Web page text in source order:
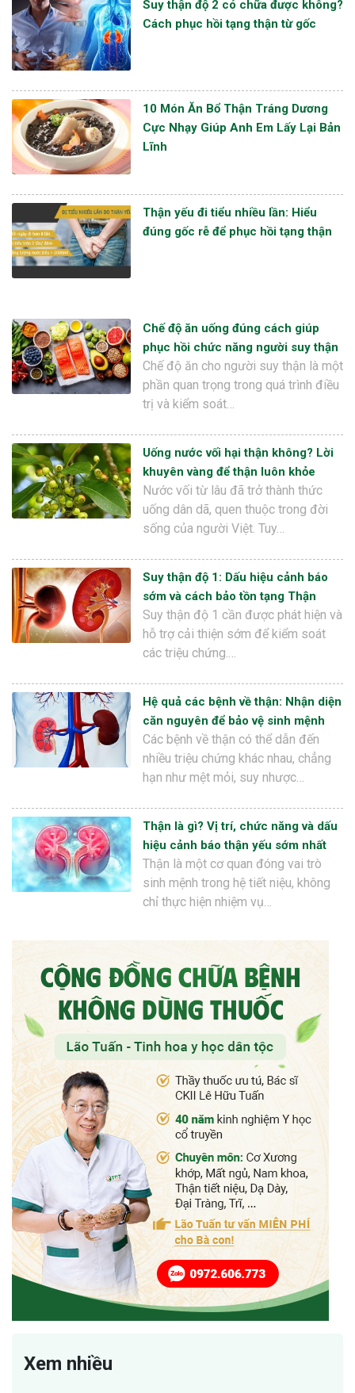
Suy thận độ 2 có chữa được không?
Cách phục hồi tạng thận từ gốc
10 Món Ăn Bổ Thận Tráng Dương
Cực Nhạy Giúp Anh Em Lấy Lại Bản
Lĩnh
Thận yếu đi tiểu nhiều lần: Hiểu
đúng gốc rễ để phục hồi tạng thận
Chế độ ăn uống đúng cách giúp
phục hồi chức năng người suy thận
Chế độ ăn cho người suy thận là một
phần quan trọng trong quá trình điều
trị và kiểm soát…
Uống nước vối hại thận không? Lời
khuyên vàng để thận luôn khỏe
Nước vối từ lâu đã trở thành thức
uống dân dã, quen thuộc trong đời
sống của người Việt. Tuy…
Suy thận độ 1: Dấu hiệu cảnh báo
sớm và cách bảo tồn tạng Thận
Suy thận độ 1 cần được phát hiện và
hỗ trợ cải thiện sớm để kiểm soát
các triệu chứng.…
Hệ quả các bệnh về thận: Nhận diện
căn nguyên để bảo vệ sinh mệnh
Các bệnh về thận có thể dẫn đến
nhiều triệu chứng khác nhau, chẳng
hạn như mệt mỏi, suy nhược…
Thận là gì? Vị trí, chức năng và dấu
hiệu cảnh báo thận yếu sớm nhất
Thận là một cơ quan đóng vai trò
sinh mệnh trong hệ tiết niệu, không
chỉ thực hiện nhiệm vụ…
Xem nhiều